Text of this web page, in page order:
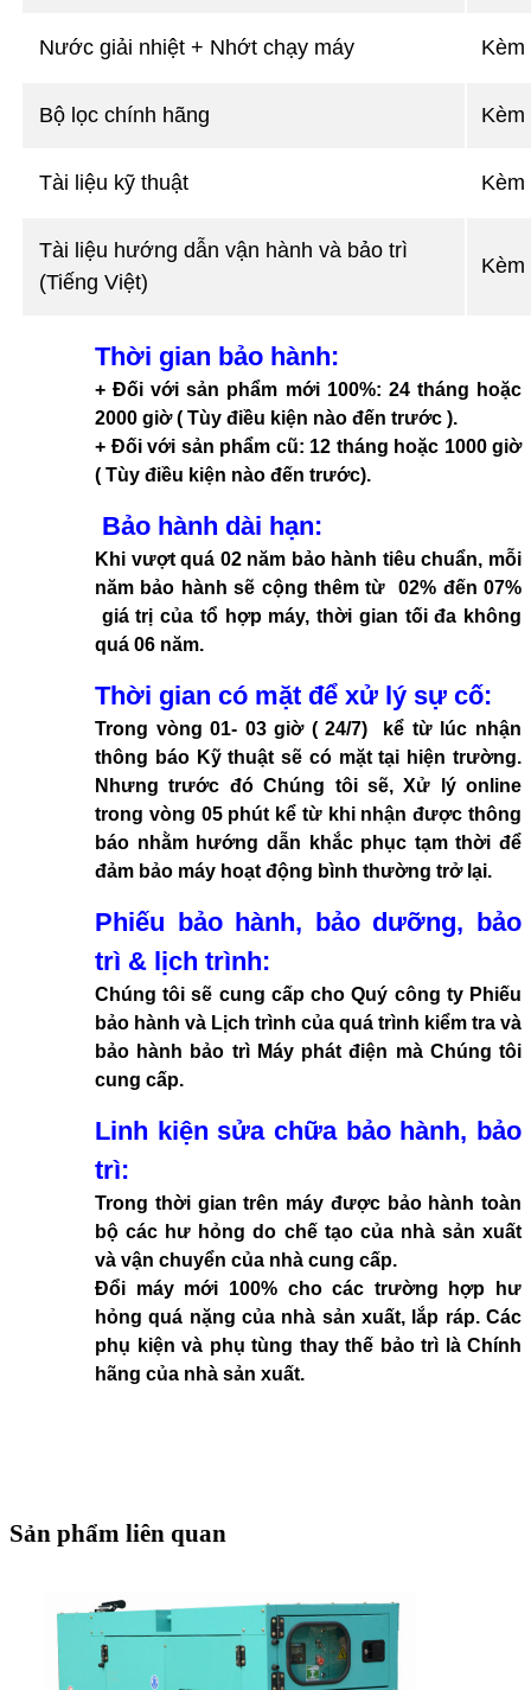
Nước giải nhiệt + Nhớt chạy máy Kèm
Bộ lọc chính hãng Kèm
Tài liệu kỹ thuật Kèm
Tài liệu hướng dẫn vận hành và bảo trì
(Tiếng Việt)
Kèm
Thời gian bảo hành:
+ Đối với sản phẩm mới 100%: 24 tháng hoặc
2000 giờ ( Tùy điều kiện nào đến trước ).
+ Đối với sản phẩm cũ: 12 tháng hoặc 1000 giờ
( Tùy điều kiện nào đến trước).
Bảo hành dài hạn:
Khi vượt quá 02 năm bảo hành tiêu chuẩn, mỗi
năm bảo hành sẽ cộng thêm từ 02% đến 07%
giá trị của tổ hợp máy, thời gian tối đa không
quá 06 năm.
Thời gian có mặt để xử lý sự cố:
Trong vòng 01- 03 giờ ( 24/7) kể từ lúc nhận
thông báo Kỹ thuật sẽ có mặt tại hiện trường.
Nhưng trước đó Chúng tôi sẽ, Xử lý online
trong vòng 05 phút kể từ khi nhận được thông
báo nhằm hướng dẫn khắc phục tạm thời để
đảm bảo máy hoạt động bình thường trở lại.
Phiếu bảo hành, bảo dưỡng, bảo
trì & lịch trình:
Chúng tôi sẽ cung cấp cho Quý công ty Phiếu
bảo hành và Lịch trình của quá trình kiểm tra và
bảo hành bảo trì Máy phát điện mà Chúng tôi
cung cấp.
Linh kiện sửa chữa bảo hành, bảo
trì:
Trong thời gian trên máy được bảo hành toàn
bộ các hư hỏng do chế tạo của nhà sản xuất
và vận chuyển của nhà cung cấp.
Đổi máy mới 100% cho các trường hợp hư
hỏng quá nặng của nhà sản xuất, lắp ráp. Các
phụ kiện và phụ tùng thay thế bảo trì là Chính
hãng của nhà sản xuất.
Sản phẩm liên quan